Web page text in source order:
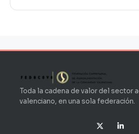
Toda la cadena de valor del sector
valenciano, en una sola federación.
X
- i